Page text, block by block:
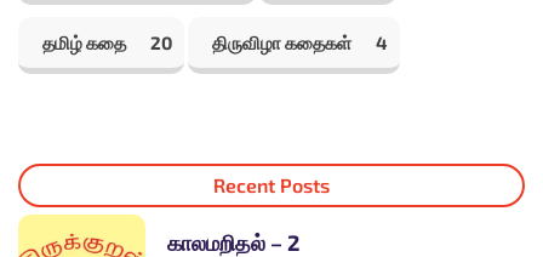
தமிழ் கதை 20 திருவிழா கதைகள் 4
Recent Posts
காலமறிதல் – 2